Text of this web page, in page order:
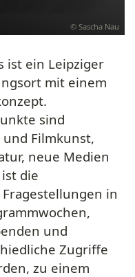
© Sascha Nau
ist ein Leipziger
mit einem
sind
Filmkunst,
neue Medien
die
in
und
Zugriffe
zu einem